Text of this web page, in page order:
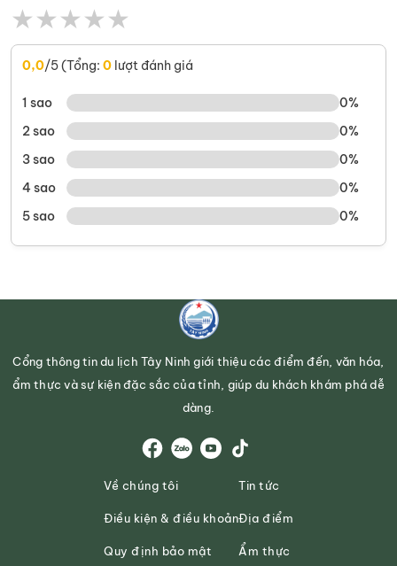
★★★★★
0,0/5 (Tổng: 0 lượt đánh giá
1 sao
0%
2 sao
0%
3 sao
0%
4 sao
0%
5 sao
0%
Cổng thông tin du lịch Tây Ninh giới thiệu các điểm đến, văn hóa,
ẩm thực và sự kiện đặc sắc của tỉnh, giúp du khách khám phá dễ
dàng.
Về chúng tôi
Điều kiện & điều khoản
Quy định bảo mật
Tin tức
Địa điểm
Ẩm thực